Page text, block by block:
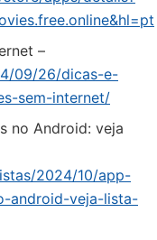
–
09/26/dicas-e-
sem-internet/
no Android: veja
2024/10/app-
android-veja-lista-